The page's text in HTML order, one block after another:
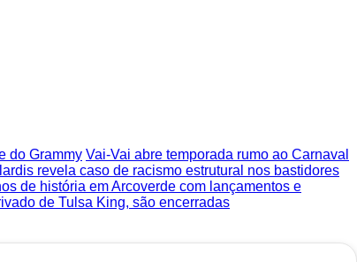
do Grammy Vai-Vai abre temporada rumo ao Carnaval
revela caso de racismo estrutural nos bastidores
de história em Arcoverde com lançamentos e
de Tulsa King, são encerradas